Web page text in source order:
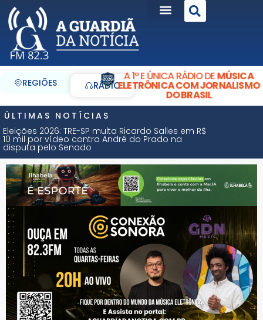
REGIÕES RÁDIO
A 1ª E ÚNICA RÁDIO DEMÚSICA
ELETRÔNICA COM JORNALISMO
DO BRASIL
ÚLTIMAS NOTÍCIAS
Eleições 2026: TRE-SP multa Ricardo Salles em R$
10 mil por vídeo contra André do Prado na
disputa pelo Senado